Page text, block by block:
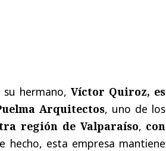
su hermano,Víctor Quiroz, es
Arquitectos, uno de los
región de Valparaíso, con
hecho, esta empresa mantiene